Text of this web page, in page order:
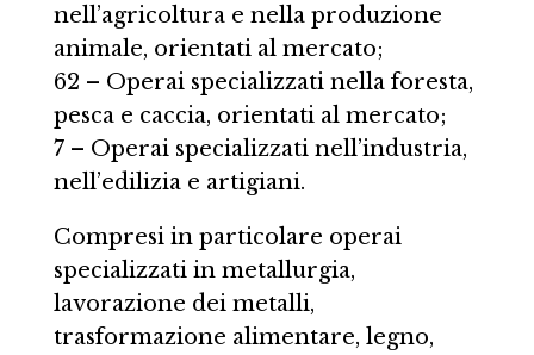
nell’agricoltura e nella produzione
animale, orientati al mercato;
62 – Operai specializzati nella foresta,
pesca e caccia, orientati al mercato;
7 – Operai specializzati nell’industria,
nell’edilizia e artigiani.
Compresi in particolare operai
specializzati in metallurgia,
lavorazione dei metalli,
trasformazione alimentare, legno,